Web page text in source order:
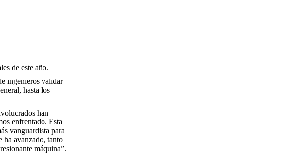
de este año.
ingenieros validar
hasta los
han
enfrentado. Esta
vanguardista para
ha avanzado, tanto
máquina”.